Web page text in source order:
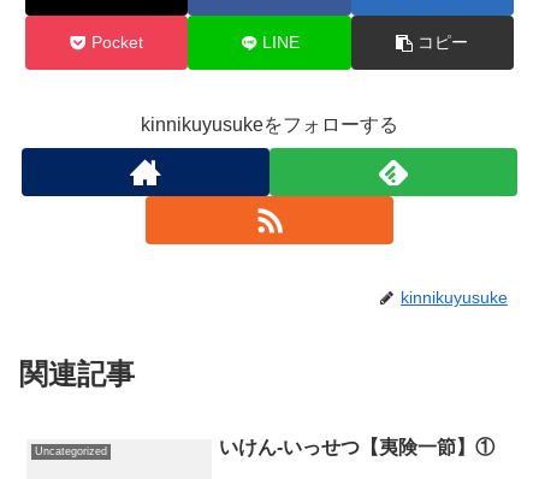
Pocket LINE コピー
kinnikuyusukeをフォローする
kinnikuyusuke
関連記事
Uncategorized いけん-いっせつ【夷険一節】①